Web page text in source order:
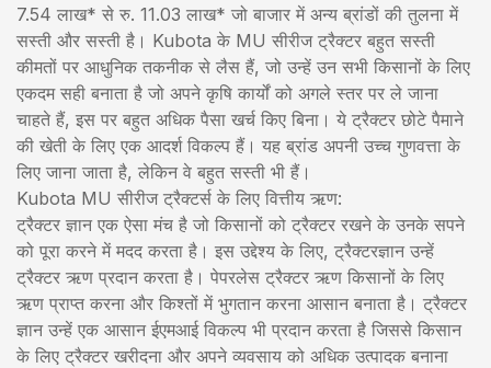
7.54 लाख* से रु. 11.03 लाख* जो बाजार में अन्य ब्रांडों की तुलना में
सस्ती और सस्ती है। Kubota के MU सीरीज ट्रैक्टर बहुत सस्ती
कीमतों पर आधुनिक तकनीक से लैस हैं, जो उन्हें उन सभी किसानों के लिए
एकदम सही बनाता है जो अपने कृषि कार्यों को अगले स्तर पर ले जाना
चाहते हैं, इस पर बहुत अधिक पैसा खर्च किए बिना। ये ट्रैक्टर छोटे पैमाने
की खेती के लिए एक आदर्श विकल्प हैं। यह ब्रांड अपनी उच्च गुणवत्ता के
लिए जाना जाता है, लेकिन वे बहुत सस्ती भी हैं।
Kubota MU सीरीज ट्रैक्टर्स के लिए वित्तीय ऋण:
ट्रैक्टर ज्ञान एक ऐसा मंच है जो किसानों को ट्रैक्टर रखने के उनके सपने
को पूरा करने में मदद करता है। इस उद्देश्य के लिए, ट्रैक्टरज्ञान उन्हें
ट्रैक्टर ऋण प्रदान करता है। पेपरलेस ट्रैक्टर ऋण किसानों के लिए
ऋण प्राप्त करना और किश्तों में भुगतान करना आसान बनाता है। ट्रैक्टर
ज्ञान उन्हें एक आसान ईएमआई विकल्प भी प्रदान करता है जिससे किसान
के लिए ट्रैक्टर खरीदना और अपने व्यवसाय को अधिक उत्पादक बनाना